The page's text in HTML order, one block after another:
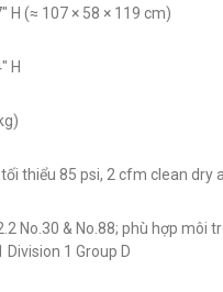
H (≈ 107 × 58 × 119 cm)
H
thiểu 85 psi, 2 cfm clean dry
No.30 & No.88; phù hợp môi
Division 1 Group D